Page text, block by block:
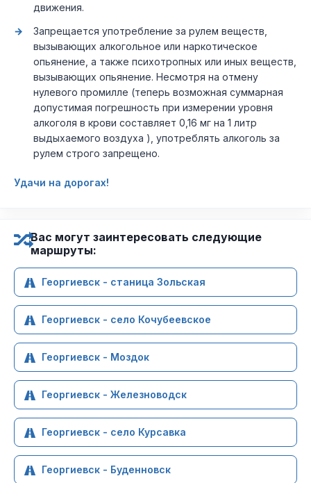
движения.
Запрещается употребление за рулем веществ,
вызывающих алкогольное или наркотическое
опьянение, а также психотропных или иных веществ,
вызывающих опьянение. Несмотря на отмену
нулевого промилле (теперь возможная суммарная
допустимая погрешность при измерении уровня
алкоголя в крови составляет 0,16 мг на 1 литр
выдыхаемого воздуха ), употреблять алкоголь за
рулем строго запрещено.
Удачи на дорогах!
Вас могут заинтересовать следующие
маршруты:
Георгиевск - станица Зольская
Георгиевск - село Кочубеевское
Георгиевск - Моздок
Георгиевск - Железноводск
Георгиевск - село Курсавка
Георгиевск - Буденновск